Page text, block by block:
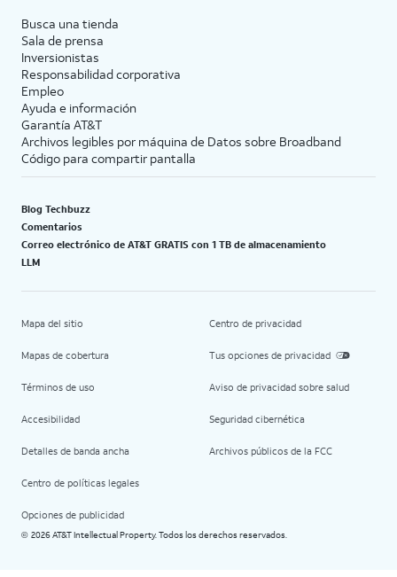
Busca una tienda
Sala de prensa
Inversionistas
Responsabilidad corporativa
Empleo
Ayuda e información
Garantía AT&T
Archivos legibles por máquina de Datos sobre Broadband
Código para compartir pantalla
Blog Techbuzz
Comentarios
Correo electrónico de AT&T GRATIS con 1 TB de almacenamiento
LLM
Mapa del sitio
Mapas de cobertura
Términos de uso
Accesibilidad
Detalles de banda ancha
Centro de políticas legales
Opciones de publicidad
Centro de privacidad
Tus opciones de privacidad
Aviso de privacidad sobre salud
Seguridad cibernética
Archivos públicos de la FCC
© 2026 AT&T Intellectual Property. Todos los derechos reservados.